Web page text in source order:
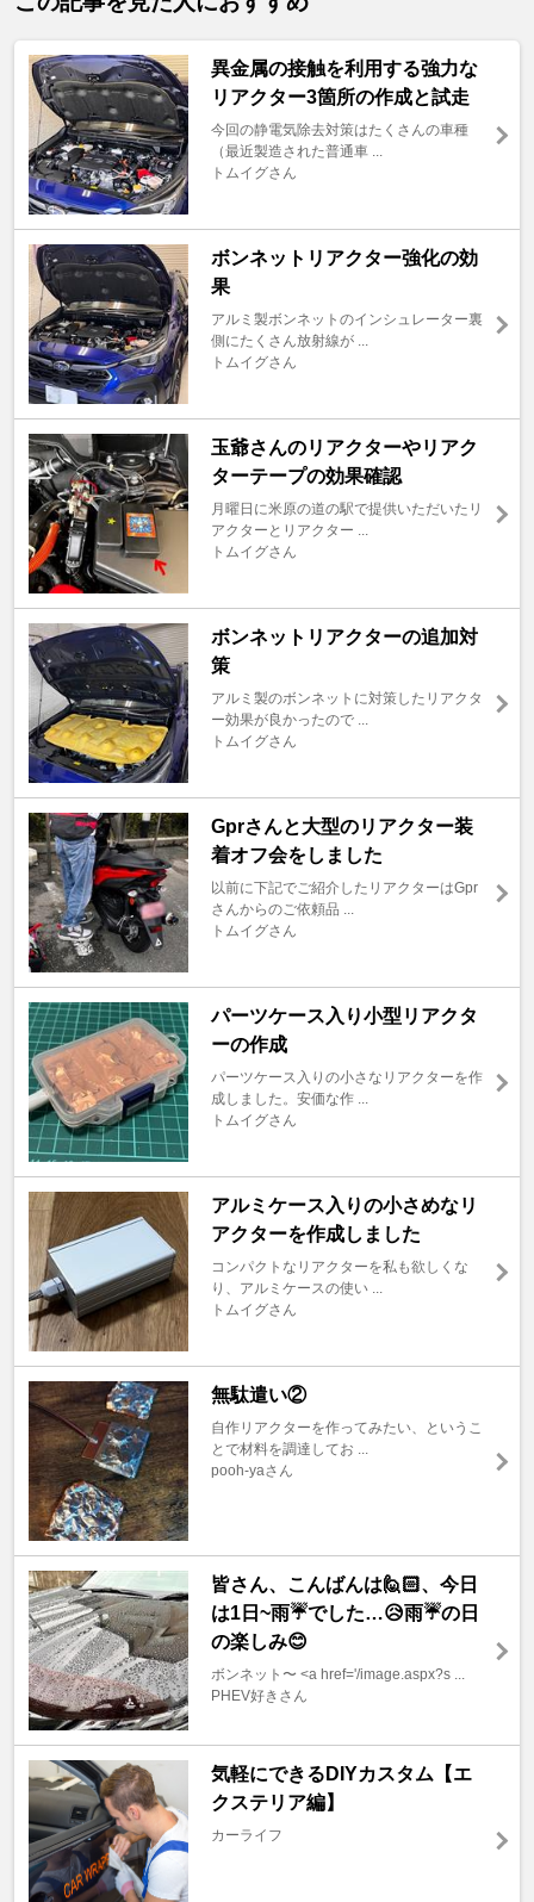
異金属の接触を利用する強力な
リアクター3箇所の作成と試走
今回の静電気除去対策はたくさんの車種
（最近製造された普通車 ...
トムイグさん
ボンネットリアクター強化の効
果
アルミ製ボンネットのインシュレーター裏
側にたくさん放射線が ...
トムイグさん
玉爺さんのリアクターやリアク
ターテープの効果確認
月曜日に米原の道の駅で提供いただいたリ
アクターとリアクター ...
トムイグさん
ボンネットリアクターの追加対
策
アルミ製のボンネットに対策したリアクタ
ー効果が良かったので ...
トムイグさん
Gprさんと大型のリアクター装
着オフ会をしました
以前に下記でご紹介したリアクターはGpr
さんからのご依頼品 ...
トムイグさん
パーツケース入り小型リアクタ
ーの作成
パーツケース入りの小さなリアクターを作
成しました。安価な作 ...
トムイグさん
アルミケース入りの小さめなリ
アクターを作成しました
コンパクトなリアクターを私も欲しくな
り、アルミケースの使い ...
トムイグさん
無駄遣い②
自作リアクターを作ってみたい、というこ
とで材料を調達してお ...
pooh-yaさん
皆さん、こんばんは🙋🏻、今日
は1日~雨☔️でした…😥雨☔️の日
の楽しみ😊
ボンネット〜 <a href='/image.aspx?s ...
PHEV好きさん
気軽にできるDIYカスタム【エ
クステリア編】
カーライフ